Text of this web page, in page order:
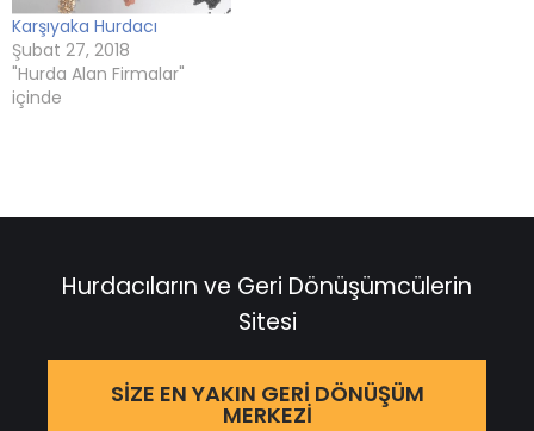
Karşıyaka Hurdacı
Şubat 27, 2018
"Hurda Alan Firmalar"
içinde
Hurdacıların ve Geri Dönüşümcülerin
Sitesi
SIZE EN YAKIN GERI DÖNÜŞÜM
MERKEZI